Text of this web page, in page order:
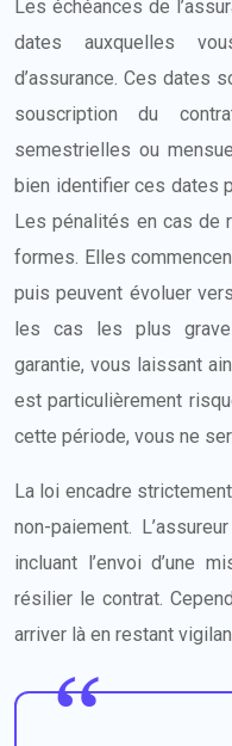
Les échéances de
dates auxquelles
d’assurance. Ces dates
souscription du
semestrielles ou
bien identifier ces dates
Les pénalités en cas de
formes. Elles
puis peuvent évoluer
les cas les plus
garantie, vous laissant
est particulièrement
cette période, vous ne
La loi encadre
non-paiement.
incluant l’envoi d’une
résilier le contrat.
arriver là en restant